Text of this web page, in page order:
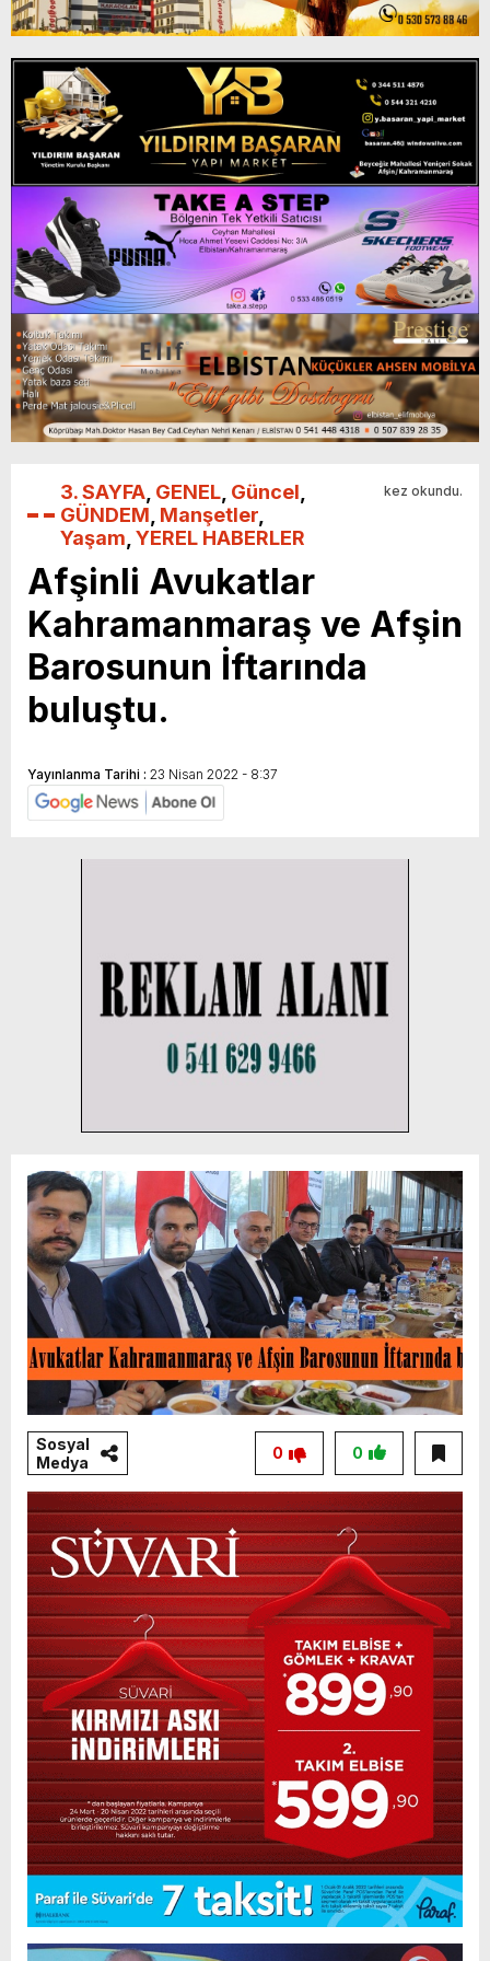
3. SAYFA GENEL Güncel
GÜNDEM Manşetler
Yaşam YEREL HABERLER
kez okundu.
Afşinli Avukatlar
Kahramanmaraş ve Afşin
Barosunun İftarında
buluştu.
Yayınlanma Tarihi : 23 Nisan 2022 - 8:37
Sosyal
Medya
0
0